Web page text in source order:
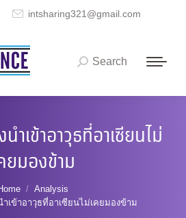
intsharing321@gmail.com
Search:
Search
ำเข้าอาวุธที่อาเซียนไม่
ยมองข้าม
Analysis
เข้าอาวุธที่อาเซียนไม่เคยมองข้าม